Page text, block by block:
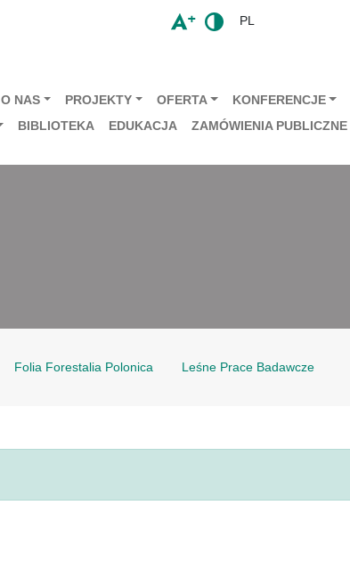
PL
O NAS PROJEKTY OFERTA KONFERENCJE
BIBLIOTEKA EDUKACJA ZAMÓWIENIA PUBLICZNE
Folia Forestalia Polonica Leśne Prace Badawcze